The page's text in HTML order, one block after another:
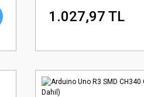
1.027,97 TL